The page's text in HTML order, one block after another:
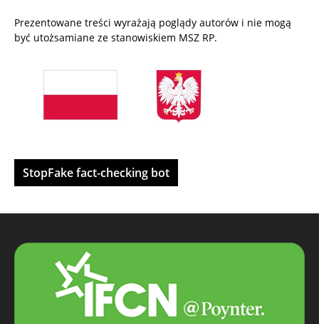
Prezentowane treści wyrażają poglądy autorów i nie mogą
być utożsamiane ze stanowiskiem MSZ RP.
StopFake fact-checking bot